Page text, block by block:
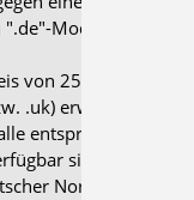
Modul
von 25% mit
.uk) erweitert
entsprechenden
sind. Das
Norm.